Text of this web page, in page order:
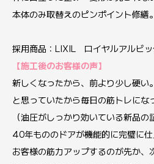
本体のみ取替えのピンポイント修繕。
採用商品：LIXIL ロイヤルアルビッ
【施工後のお客様の声】
新しくなったから、前より少し硬い
と思っていたから毎日の筋トレにな
（油圧がしっかり効いている新品の
40年もののドアが機能的に完璧に
お客様の筋力アップするのが先か、